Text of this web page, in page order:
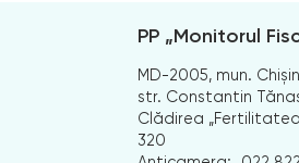
PP „Monitorul
MD-2005, mun.
str. Constantin
Clădirea
320